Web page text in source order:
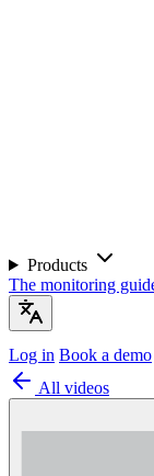
Products
The monitoring
Log in Book a demo
All videos